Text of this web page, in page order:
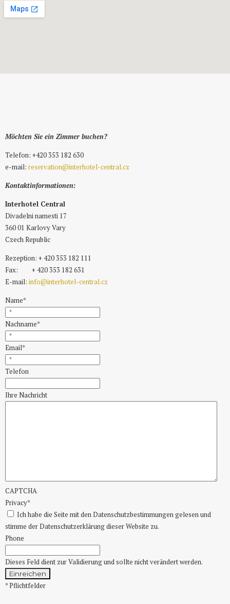
Möchten Sie ein Zimmer buchen?
Telefon: +420 353 182 630
e-mail: reservation@interhotel-central.cz
Kontaktinformationen:
Interhotel Central
Divadelni namesti 17
360 01 Karlovy Vary
Czech Republic
Rezeption: + 420 353 182 111
Fax: + 420 353 182 631
E-mail: info@interhotel-central.cz
Name*
Nachname*
Email*
Telefon
Ihre Nachricht
CAPTCHA
Privacy*
Ich habe die Seite mit den Datenschutzbestimmungen gelesen und
stimme der Datenschutzerklärung dieser Website zu.
Phone
Dieses Feld dient zur Validierung und sollte nicht verändert werden.
* Pflichtfelder